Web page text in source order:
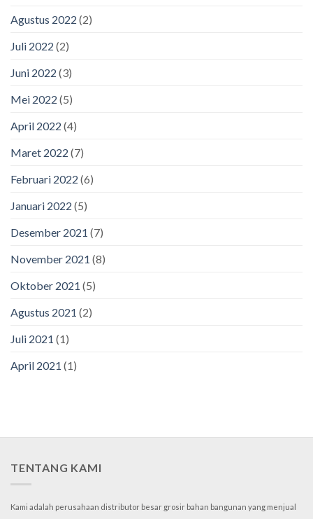
Agustus 2022 (2)
Juli 2022 (2)
Juni 2022 (3)
Mei 2022 (5)
April 2022 (4)
Maret 2022 (7)
Februari 2022 (6)
Januari 2022 (5)
Desember 2021 (7)
November 2021 (8)
Oktober 2021 (5)
Agustus 2021 (2)
Juli 2021 (1)
April 2021 (1)
TENTANG KAMI
Kami adalah perusahaan distributor besar grosir bahan bangunan yang menjual